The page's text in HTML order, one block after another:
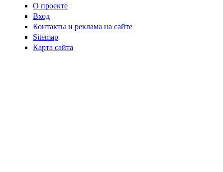
О проекте
Вход
Контакты и реклама на сайте
Sitemap
Карта сайта